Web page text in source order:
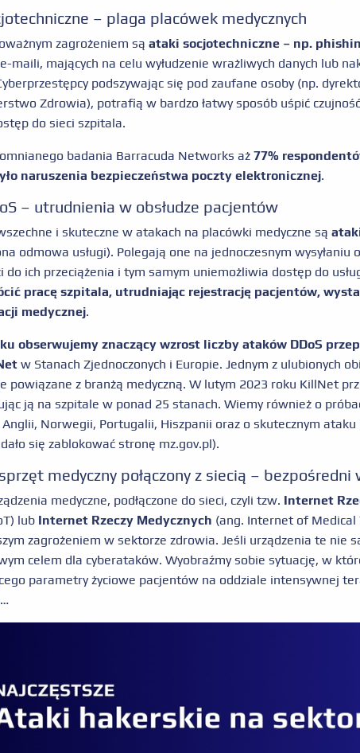
– plaga placówek medycznych
zagrożeniem są ataki socjotechniczne – np.
maili, mających na celu wyłudzenie wrażliwych danych lub
podszywając się pod zaufane osoby (np.
Zdrowia), potrafią w bardzo łatwy sposób uśpić
do sieci szpitala.
badania Barracuda Networks aż 77%
naruszenia bezpieczeństwa poczty elektronicznej.
– utrudnienia w obsłudze pacjentów
i skuteczne w atakach na placówki medyczne są
odmowa usługi). Polegają one na jednoczesnym
do ich przeciążenia i tym samym uniemożliwia dostęp do
pracę szpitala, utrudniając rejestrację pacjentów,
medycznej.
obserwujemy znaczący wzrost liczby ataków DDoS
w Stanach Zjednoczonych i Europie. Jednym z ulubionych
powiązane z branżą medyczną. W lutym 2023 roku KillNet
ją na szpitale w ponad 25 stanach. Wiemy również o
Norwegii, Portugalii, Hiszpanii oraz o skutecznym
się zablokować stronę mz.gov.pl).
medyczny połączony z siecią – bezpośredni
medyczne, podłączone do sieci, czyli tzw. Internet
lub Internet Rzeczy Medycznych (ang. Internet of Medical
zagrożeniem w sektorze zdrowia. Jeśli urządzenia te nie
celem dla cyberataków. Wyobraźmy sobie sytuację, w
parametry życiowe pacjentów na oddziale intensywnej